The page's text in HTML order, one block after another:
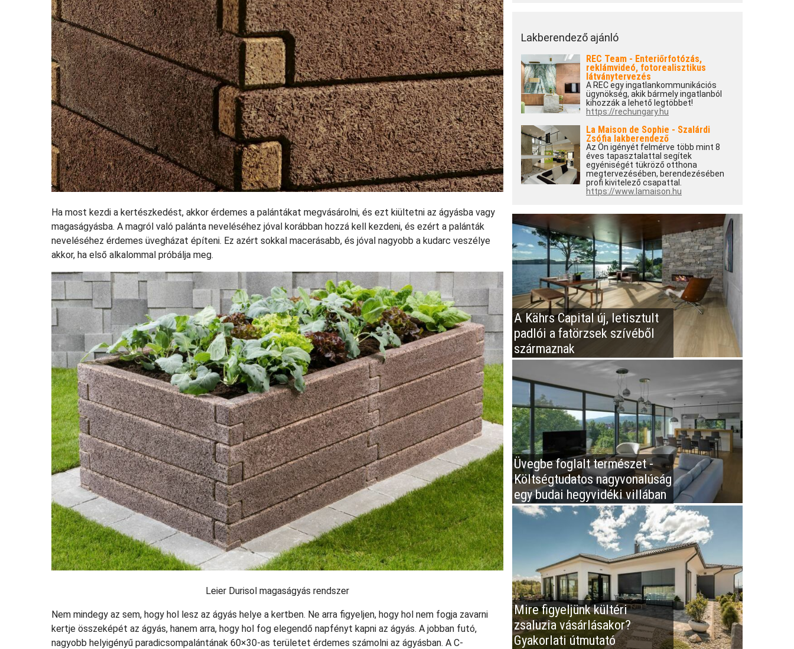
Ha most kezdi a kertészkedést, akkor érdemes a palántákat megvásárolni, és ezt kiültetni az ágyásba vagy
magaságyásba. A magról való palánta neveléséhez jóval korábban hozzá kell kezdeni, és ezért a palánták
neveléséhez érdemes üvegházat építeni. Ez azért sokkal macerásabb, és jóval nagyobb a kudarc veszélye
akkor, ha első alkalommal próbálja meg.
Leier Durisol magaságyás rendszer
Nem mindegy az sem, hogy hol lesz az ágyás helye a kertben. Ne arra figyeljen, hogy hol nem fogja zavarni
kertje összeképét az ágyás, hanem arra, hogy hol fog elegendő napfényt kapni az ágyás. A jobban futó,
nagyobb helyigényű paradicsompalántának 60×30-as területet érdemes számolni az ágyásban. A C-
Lakberendező ajánló
REC Team - Enteriőrfotózás,
reklámvideó, fotorealisztikus
látványtervezés
A REC egy ingatlankommunikációs
ügynökség, akik bármely ingatlanból
kihozzák a lehető legtöbbet!
https://rechungary.hu
La Maison de Sophie - Szalárdi
Zsófia lakberendező
Az Ön igényét felmérve több mint 8
éves tapasztalattal segítek
egyéniségét tükröző otthona
megtervezésében, berendezésében
profi kivitelező csapattal.
https://www.lamaison.hu
A Kährs Capital új, letisztult
padlói a fatörzsek szívéből
származnak
Üvegbe foglalt természet -
Költségtudatos nagyvonalúság
egy budai hegyvidéki villában
Mire figyeljünk kültéri
zsaluzia vásárlásakor?
Gyakorlati útmutató